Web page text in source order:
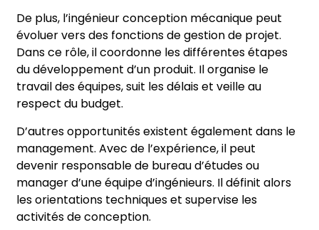
De plus, l’ingénieur conception mécanique peut
évoluer vers des fonctions de gestion de projet.
Dans ce rôle, il coordonne les différentes étapes
du développement d’un produit. Il organise le
travail des équipes, suit les délais et veille au
respect du budget.
D’autres opportunités existent également dans le
management. Avec de l’expérience, il peut
devenir responsable de bureau d’études ou
manager d’une équipe d’ingénieurs. Il définit alors
les orientations techniques et supervise les
activités de conception.